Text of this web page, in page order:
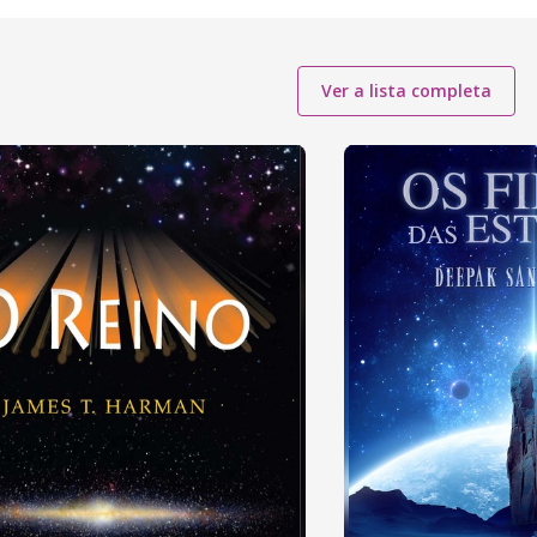
Ver a lista completa